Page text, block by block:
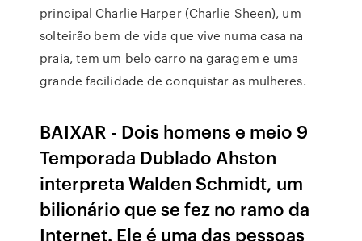
principal Charlie Harper (Charlie Sheen), um
solteirão bem de vida que vive numa casa na
praia, tem um belo carro na garagem e uma
grande facilidade de conquistar as mulheres.
BAIXAR - Dois homens e meio 9
Temporada Dublado Ahston
interpreta Walden Schmidt, um
bilionário que se fez no ramo da
Internet. Ele é uma das pessoas